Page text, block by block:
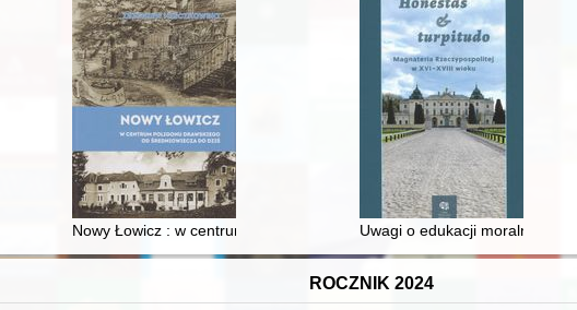
prestiż finansowy i towarzyski lokalnego mieszczaństwa w 2. poł. XIX w
Nowy Łowicz : w centrum poligonu drawskiego od średniowiecza do dziś
Uwagi o edukacji moralnej
ROCZNIK 2024